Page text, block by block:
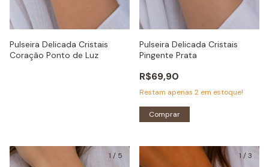
Pulseira Delicada Cristais
Coração Ponto de Luz
Pulseira Delicada Cristais
Pingente Prata
R$69,90
Restam apenas 2 em estoque!
Comprar
1 / 5 1 /3